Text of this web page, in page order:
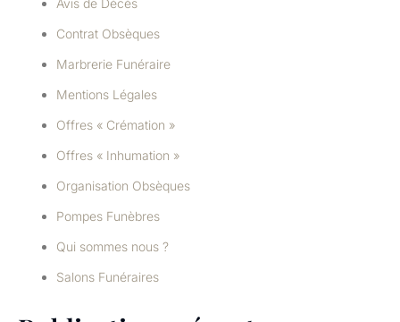
Avis de Décès
Contrat Obsèques
Marbrerie Funéraire
Mentions Légales
Offres « Crémation »
Offres « Inhumation »
Organisation Obsèques
Pompes Funèbres
Qui sommes nous ?
Salons Funéraires